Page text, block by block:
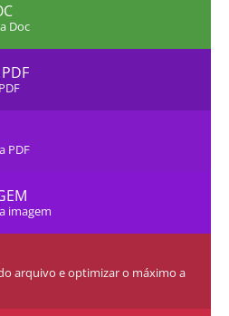
Doc
PDF
imagem
arquivo e optimizar o máximo a